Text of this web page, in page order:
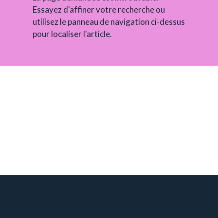
Essayez d'affiner votre recherche ou
utilisez le panneau de navigation ci-dessus
pour localiser l'article.